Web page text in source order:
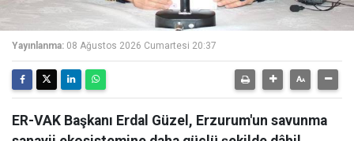
Yayınlanma: 08 Ağustos 2026 Cumartesi 20:37
ER-VAK Başkanı Erdal Güzel, Erzurum'un savunma